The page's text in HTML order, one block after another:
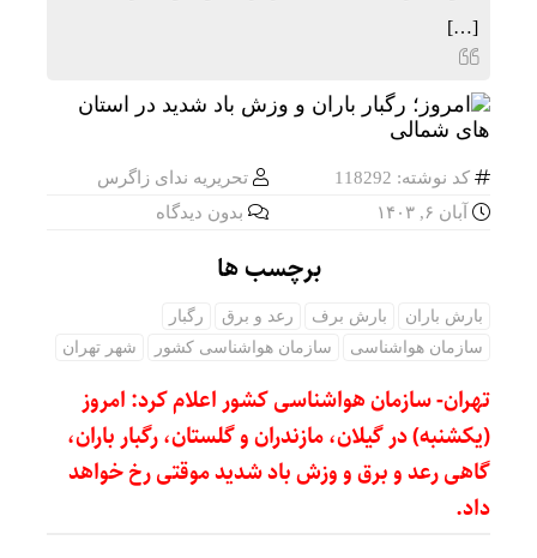
[…]
کد نوشته: 118292
تحریریه ندای زاگرس
آبان ۶, ۱۴۰۳
بدون دیدگاه
برچسب ها
بارش باران بارش برف رعد و برق
رگبار
سازمان هواشناسی
سازمان هواشناسی کشور شهر تهران
تهران- سازمان هواشناسی کشور اعلام کرد: امروز
(یکشنبه) در گیلان، مازندران و گلستان، رگبار باران،
گاهی رعد و برق و وزش باد شدید موقتی رخ خواهد
داد.